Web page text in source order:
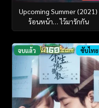
Upcoming Summer (2021)
ร้อนหน้า… ไว้มารักกัน
จบแล้ว ซับไทย